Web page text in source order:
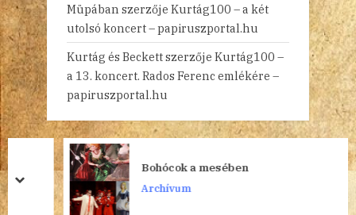
Müpában szerzője Kurtág100 – a két
utolsó koncert – papiruszportal.hu
Kurtág és Beckettszerzője Kurtág100 –
a 13. koncert. Rados Ferenc emlékére –
papiruszportal.hu
Bohócok a mesében
Archívum
prev
next